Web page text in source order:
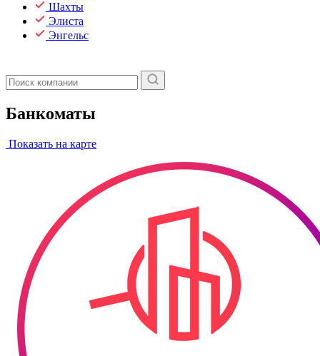
Шахты
Элиста
Энгельс
Банкоматы
Показать на карте